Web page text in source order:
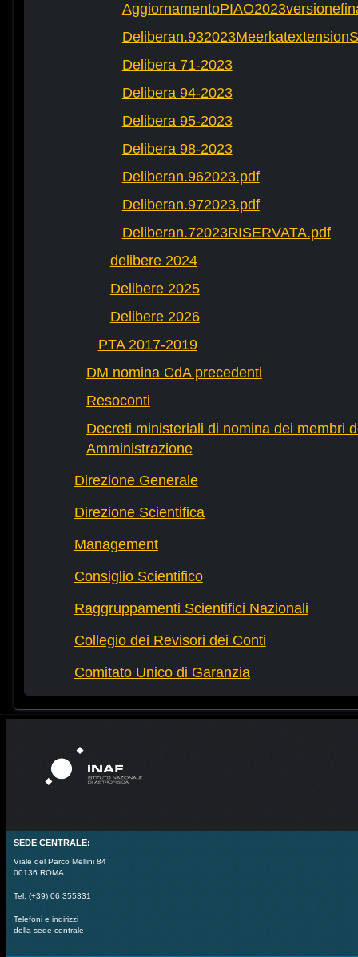
Delibera 71-2023
Delibera 94-2023
Delibera 95-2023
Delibera 98-2023
Deliberan.962023.pdf
Deliberan.972023.pdf
Deliberan.72023RISERVATA.pdf
delibere 2024
Delibere 2025
Delibere 2026
PTA 2017-2019
DM nomina CdA precedenti
Resoconti
Decreti ministeriali di nomina dei membri
Amministrazione
Direzione Generale
Direzione Scientifica
Management
Consiglio Scientifico
Raggruppamenti Scientifici Nazionali
Collegio dei Revisori dei Conti
Comitato Unico di Garanzia
SEDE CENTRALE:
Viale del Parco Mellini 84
00136 ROMA
Tel. (+39) 06 355331
Telefoni e indirizzi
della sede centrale